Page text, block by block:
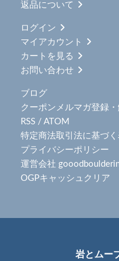
返品について
ログイン
マイアカウント
カートを見る
お問い合わせ
ブログ
クーポンメルマガ登録
RSS / ATOM
特定商法取引法に基づ
プライバシーポリシー
運営会社
OGPキャッシュクリア
岩とムー